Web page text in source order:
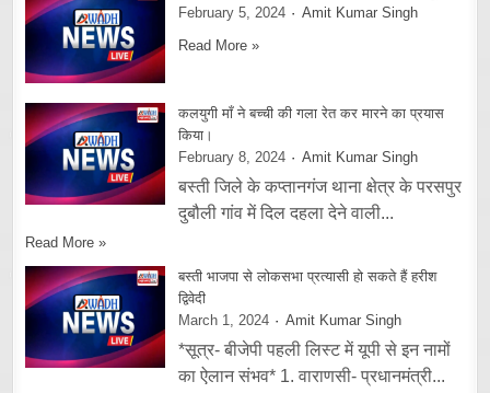
February 5, 2024
Amit Kumar Singh
Read More »
कलयुगी माँ ने बच्ची की गला रेत कर मारने का प्रयास
किया।
February 8, 2024
Amit Kumar Singh
बस्ती जिले के कप्तानगंज थाना क्षेत्र के परसपुर
दुबौली गांव में दिल दहला देने वाली...
Read More »
बस्ती भाजपा से लोकसभा प्रत्यासी हो सकते हैं हरीश
द्विवेदी
March 1, 2024
Amit Kumar Singh
*सूत्र- बीजेपी पहली लिस्ट में यूपी से इन नामों
का ऐलान संभव* 1. वाराणसी- प्रधानमंत्री...